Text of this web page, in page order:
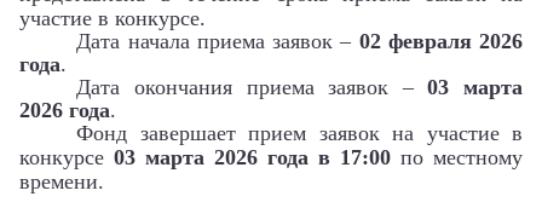
участие в конкурсе.
Дата начала приема заявок – 02 февраля 2026
года.
Дата окончания приема заявок –03 марта
2026 года.
Фонд завершает прием заявок на участие в
конкурсе 03 марта 2026 года в 17:00 по местному
времени.